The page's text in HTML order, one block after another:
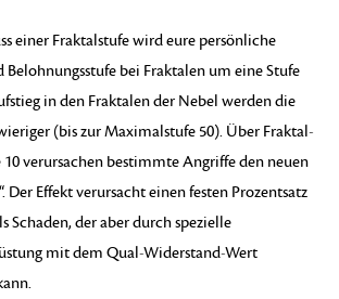
einer Fraktalstufe wird eure persönliche
bei Fraktalen um eine Stufe
in den Fraktalen der Nebel werden die
(bis zur Maximalstufe 50). Über Fraktal-
verursachen bestimmte Angriffe den neuen
Der Effekt verursacht einen festen Prozentsatz
Schaden, der aber durch spezielle
mit dem Qual-Widerstand-Wert